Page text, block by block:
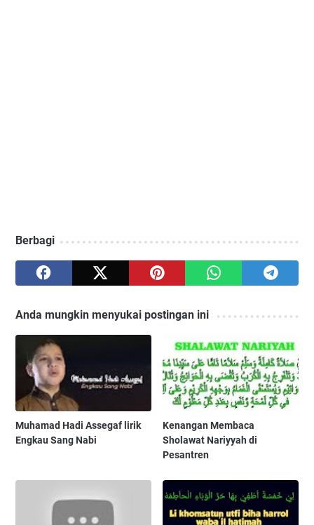
Berbagi
Anda mungkin menyukai postingan ini
Muhamad Hadi Assegaf lirik
Engkau Sang Nabi
Kenangan Membaca
Sholawat Nariyyah di
Pesantren